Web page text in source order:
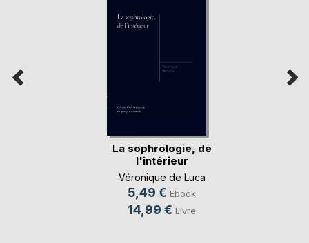
La sophrologie, de
l'intérieur
Véronique de Luca
5,49 € Ebook
14,99 € Livre